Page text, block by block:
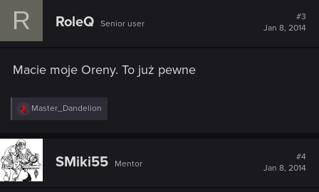
R RoleQ Senior user
#3
Jan 8, 2014
Macie moje Oreny. To już pewne
R
e
c
t
i
o
Master_Dandelion
SMiki55 Mentor
#4
Jan 8, 2014